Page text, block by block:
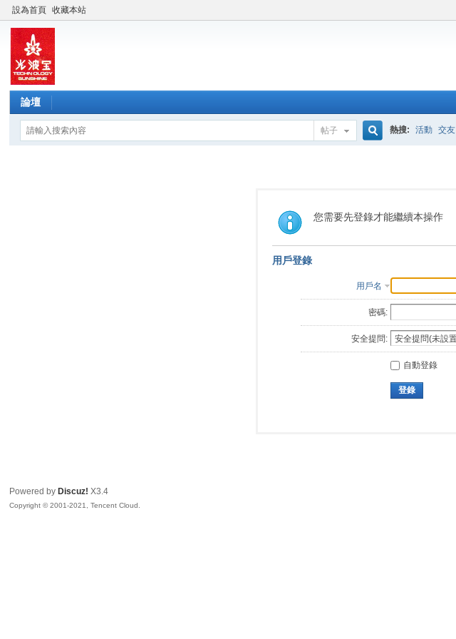
設為首頁 收藏本站
論壇
帖子
索
熱搜: 活動 交友
您需要先登錄才能繼續本操作
用戶登錄
用戶名
密碼:
安全提問:
自動登錄
登錄
Powered by Discuz! X3.4
Copyright © 2001-2021, Tencent Cloud.